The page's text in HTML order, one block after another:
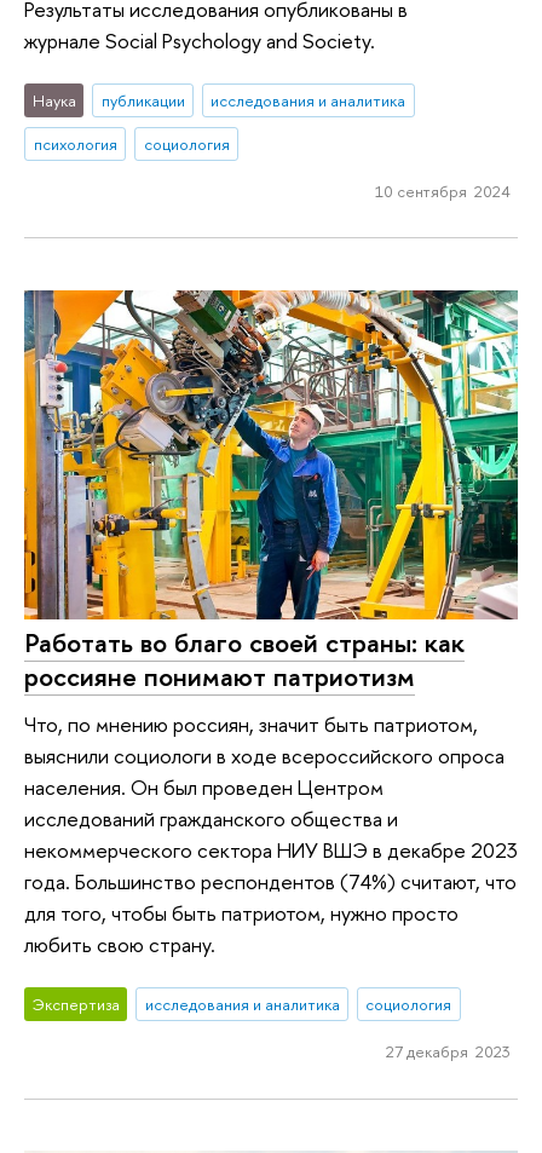
Результаты исследования опубликованы в
журнале Social Psychology and Society.
Наука публикации
исследования и аналитика
психология
социология
10 сентября 2024
Работать во благо своей страны: как
россияне понимают патриотизм
Что, по мнению россиян, значит быть патриотом,
выяснили социологи в ходе всероссийского опроса
населения. Он был проведен Центром
исследований гражданского общества и
некоммерческого сектора НИУ ВШЭ в декабре 2023
года. Большинство респондентов (74%) считают, что
для того, чтобы быть патриотом, нужно просто
любить свою страну.
Экспертиза исследования и аналитика социология
27 декабря 2023